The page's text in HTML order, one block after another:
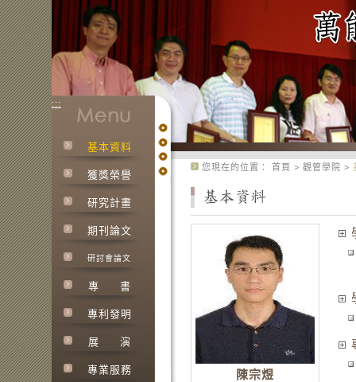
:::
基本資料
獲獎榮譽
研究計畫
期刊論文
研討會論文
專 書
專利發明
展 演
專業服務
您現在的位置： 首頁 > 觀管學院 >
陳宗煜